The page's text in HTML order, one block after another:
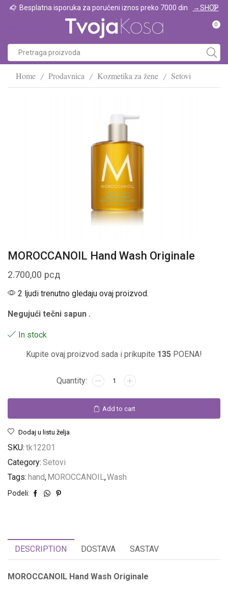
Besplatna isporuka za poručeni iznos preko 7000 din →SHOP
0
Home / Prodavnica / Kozmetika za žene / Setovi
MOROCCANOIL Hand Wash Originale
2.700,00 рсд
2 ljudi trenutno gledaju ovaj proizvod.
Negujući tečni sapun .
In stock
Kupite ovaj proizvod sada i prikupite 135 POENA!
Add to cart
Dodaj u listu želja
SKU: tk12201
Category: Setovi
Tags: hand, MOROCCANOIL,Wash
Podeli:
Linija za muškarce
Linija za jači pol. Oseti snagu preparata!
POGLEDAJ
DESCRIPTION DOSTAVA SASTAV
MOROCCANOIL Hand Wash Originale